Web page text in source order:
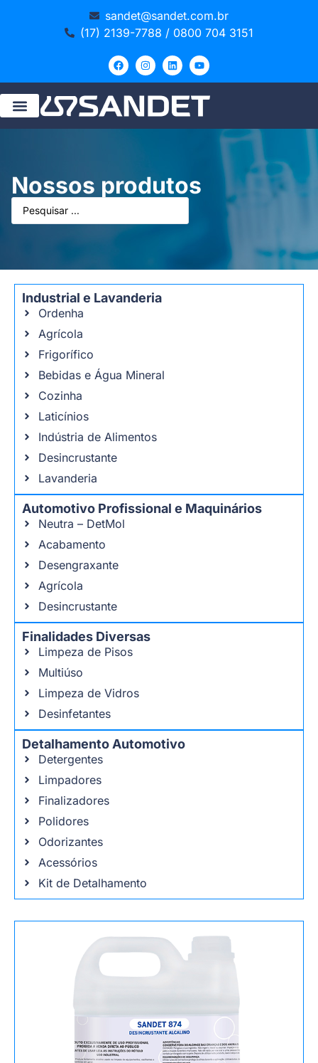
sandet@sandet.com.br
(17) 2139-7788 / 0800 704 3151
Nossos produtos
Industrial e Lavanderia
Ordenha
Agrícola
Frigorífico
Bebidas e Água Mineral
Cozinha
Laticínios
Indústria de Alimentos
Desincrustante
Lavanderia
Automotivo Profissional e Maquinários
Neutra – DetMol
Acabamento
Desengraxante
Agrícola
Desincrustante
Finalidades Diversas
Limpeza de Pisos
Multiúso
Limpeza de Vidros
Desinfetantes
Detalhamento Automotivo
Detergentes
Limpadores
Finalizadores
Polidores
Odorizantes
Acessórios
Kit de Detalhamento